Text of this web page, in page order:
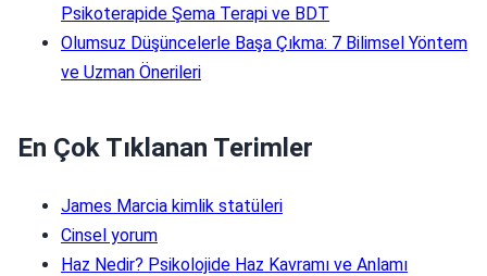
Psikoterapide Şema Terapi ve BDT
Olumsuz Düşüncelerle Başa Çıkma: 7 Bilimsel Yöntem
ve Uzman Önerileri
En Çok Tıklanan Terimler
James Marcia kimlik statüleri
Cinsel yorum
Haz Nedir? Psikolojide Haz Kavramı ve Anlamı